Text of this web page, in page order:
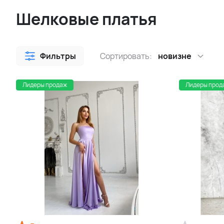
Шелковые платья
Фильтры Сортировать: новизне
Лидеры продаж Лидеры